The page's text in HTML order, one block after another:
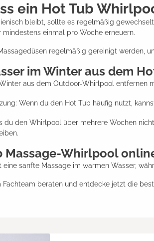
ein Hot Tub
bleibt, sollte es regelmäßig
einmal pro Woche erneuern.
regelmäßig gereinigt werden,
im Winter aus dem
aus dem Outdoor-Whirlpool entfernen
Wenn du den Hot Tub häufig nutzt,
du den Whirlpool über mehrere Wochen
Massage-Whirlpool
eine sanfte Massage im warmen Wasser,
Fachteam beraten und entdecke jetzt die